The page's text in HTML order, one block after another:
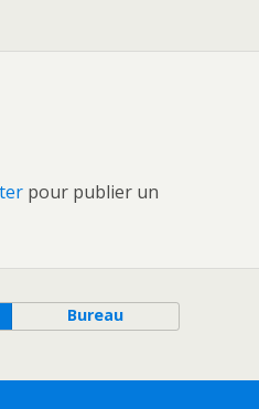
pour publier un
Bureau